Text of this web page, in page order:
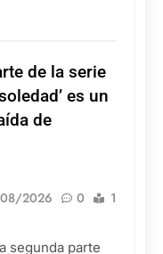
de la serie
es un
de
2026 0
1
segunda parte